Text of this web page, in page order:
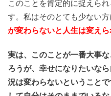
このことを肯定的に捉えら
す。私はそのとても少ない方
が変わらないと人生は変えら
実は、このことが一番大事
ろうが、幸せになりたいな
況は変わらないということ